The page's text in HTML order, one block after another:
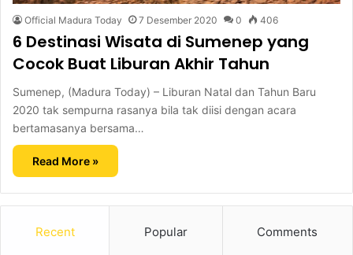
Official Madura Today 7 Desember 2020 0 406
6 Destinasi Wisata di Sumenep yang
Cocok Buat Liburan Akhir Tahun
Sumenep, (Madura Today) – Liburan Natal dan Tahun Baru
2020 tak sempurna rasanya bila tak diisi dengan acara
bertamasanya bersama…
Read More »
Recent Popular Comments